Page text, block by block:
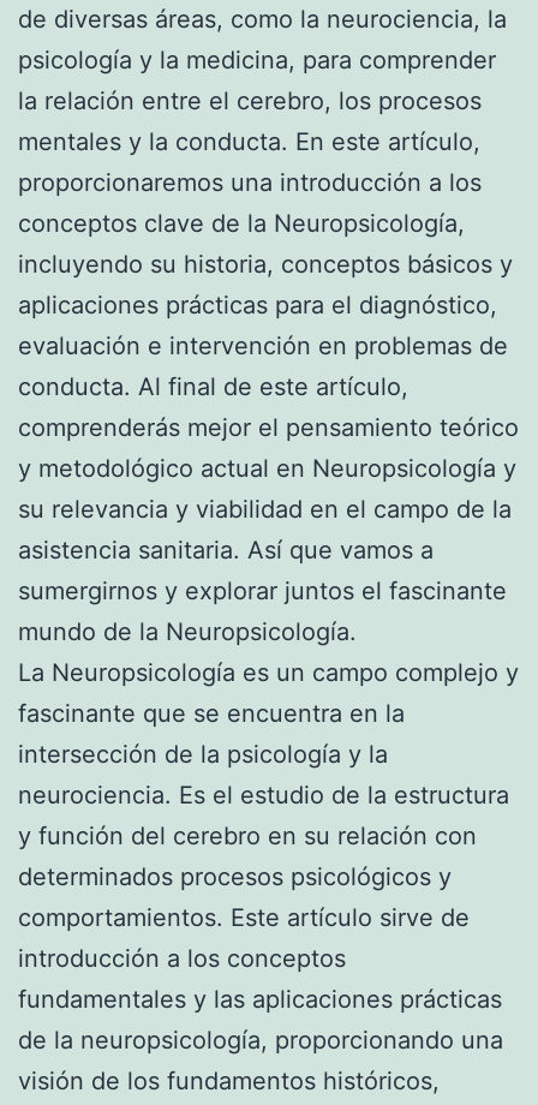
de diversas áreas, como la neurociencia, la
psicología y la medicina, para comprender
la relación entre el cerebro, los procesos
mentales y la conducta. En este artículo,
proporcionaremos una introducción a los
conceptos clave de la Neuropsicología,
incluyendo su historia, conceptos básicos y
aplicaciones prácticas para el diagnóstico,
evaluación e intervención en problemas de
conducta. Al final de este artículo,
comprenderás mejor el pensamiento teórico
y metodológico actual en Neuropsicología y
su relevancia y viabilidad en el campo de la
asistencia sanitaria. Así que vamos a
sumergirnos y explorar juntos el fascinante
mundo de la Neuropsicología.
La Neuropsicología es un campo complejo y
fascinante que se encuentra en la
intersección de la psicología y la
neurociencia. Es el estudio de la estructura
y función del cerebro en su relación con
determinados procesos psicológicos y
comportamientos. Este artículo sirve de
introducción a los conceptos
fundamentales y las aplicaciones prácticas
de la neuropsicología, proporcionando una
visión de los fundamentos históricos,